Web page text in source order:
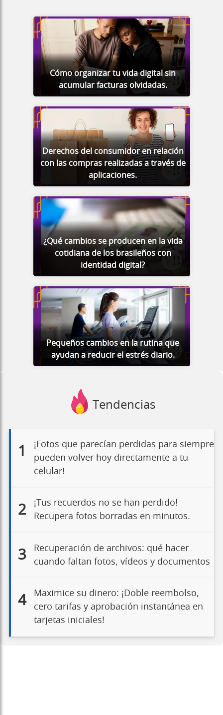
Cómo organizar tu vida digital sin
acumular facturas olvidadas.
Derechos del consumidor en relación
con las compras realizadas a través de
aplicaciones.
¿Qué cambios se producen en la vida
cotidiana de los brasileños con
identidad digital?
Pequeños cambios en la rutina que
ayudan a reducir el estrés diario.
Tendencias
1
¡Fotos que parecían perdidas para siempre
pueden volver hoy directamente a tu
celular!
2
¡Tus recuerdos no se han perdido!
Recupera fotos borradas en minutos.
3
Recuperación de archivos: qué hacer
cuando faltan fotos, vídeos y documentos
4
Maximice su dinero: ¡Doble reembolso,
cero tarifas y aprobación instantánea en
tarjetas iniciales!